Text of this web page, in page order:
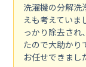
洗濯機の分解洗
えも考えていま
っかり除去され
たので大助かり
お任せできまし